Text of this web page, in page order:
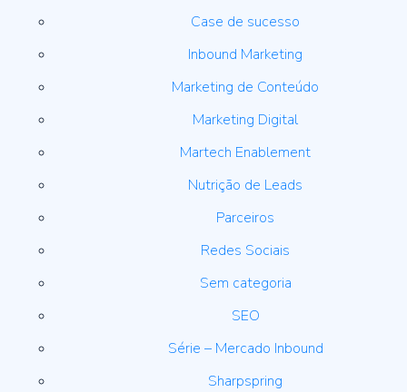
Case de sucesso
Inbound Marketing
Marketing de Conteúdo
Marketing Digital
Martech Enablement
Nutrição de Leads
Parceiros
Redes Sociais
Sem categoria
SEO
Série – Mercado Inbound
Sharpspring